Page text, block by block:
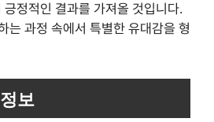
정적인 결과를 가져올 것입니다.
는 과정 속에서 특별한 유대감을 형
보